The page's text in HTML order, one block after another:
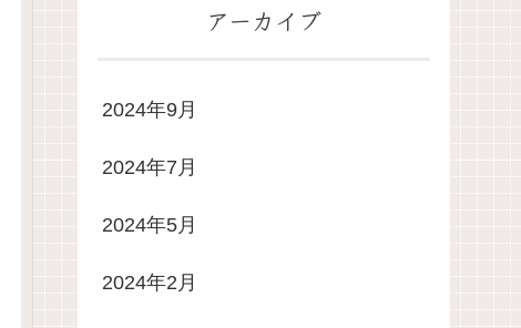
アーカイブ
2024年9月
2024年7月
2024年5月
2024年2月